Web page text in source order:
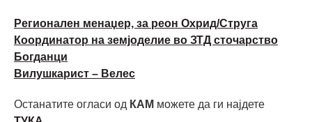
Регионален менаџер, за реон Охрид/Струга
Координатор на земјоделие во ЗТД сточарство
Богданци
Вилушкарист – Велес
Останатите огласи од КАМ можете да ги најдете